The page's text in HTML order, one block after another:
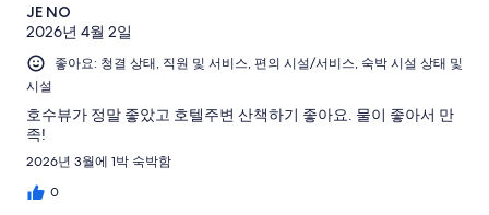
JE NO
2026년 4월 2일
좋아요: 청결 상태, 직원 및 서비스, 편의 시설/서비스, 숙박 시설 상태 및
시설
호수뷰가 정말 좋았고 호텔주변 산책하기 좋아요. 물이 좋아서 만
족!
2026년 3월에 1박 숙박함
0